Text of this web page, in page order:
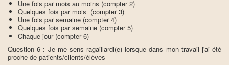
Une fois par mois au moins (compter 2)
Quelques fois par mois (compter 3)
Une fois par semaine (compter 4)
Quelques fois par semaine (compter 5)
Chaque jour (compter 6)
Question 6 : Je me sens ragaillardi(e) lorsque dans mon travail j'ai été
proche de patients/clients/élèves